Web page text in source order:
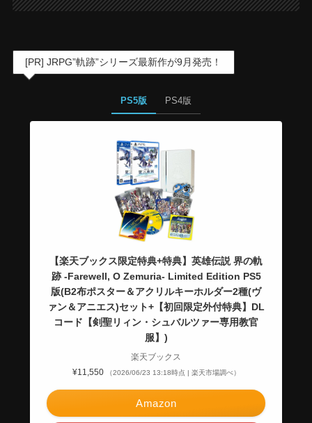
[PR] JRPG”軌跡”シリーズ最新作が9月発売！
PS5版 PS4版
【楽天ブックス限定特典+特典】英雄伝説 界の軌
跡 -Farewell, O Zemuria- Limited Edition PS5
版(B2布ポスター＆アクリルキーホルダー2種(ヴ
ァン＆アニエス)セット+【初回限定外付特典】DL
コード【剣聖リィン・シュバルツァー専用教官
服】)
楽天ブックス
¥11,550
（2026/06/23 13:18時点 | 楽天市場調べ）
Amazon